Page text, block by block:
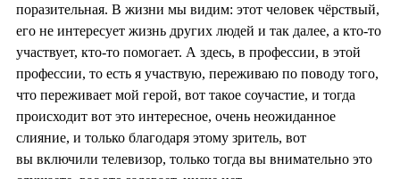
поразительная. В жизни мы видим: этот человек чёрствый,
его не интересует жизнь других людей и так далее, а кто-то
участвует, кто-то помогает. А здесь, в профессии, в этой
профессии, то есть я участвую, переживаю по поводу того,
что переживает мой герой, вот такое соучастие, и тогда
происходит вот это интересное, очень неожиданное
слияние, и только благодаря этому зритель, вот
вы включили телевизор, только тогда вы внимательно это